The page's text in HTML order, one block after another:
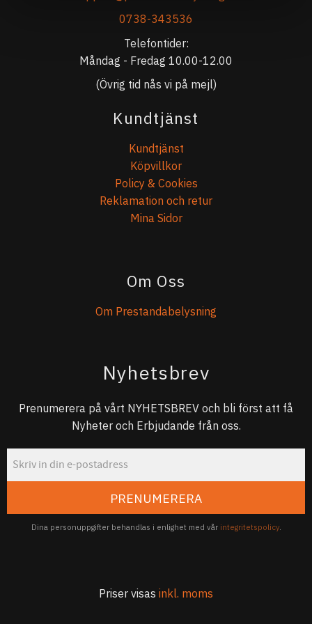
0738-343536
Telefontider:
Måndag - Fredag 10.00-12.00
(Övrig tid nås vi på mejl)
Kundtjänst
Kundtjänst
Köpvillkor
Policy & Cookies
Reklamation och retur
Mina Sidor
Om Oss
Om Prestandabelysning
Nyhetsbrev
Prenumerera på vårt NYHETSBREV och bli först att få
Nyheter och Erbjudande från oss.
PRENUMERERA
Dina personuppgifter behandlas i enlighet med vår integritetspolicy.
Priser visas inkl. moms